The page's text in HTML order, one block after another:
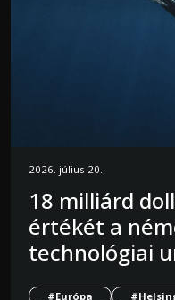
2026. július 20.
18 milliárd
értékét a
technológiai
#Európa